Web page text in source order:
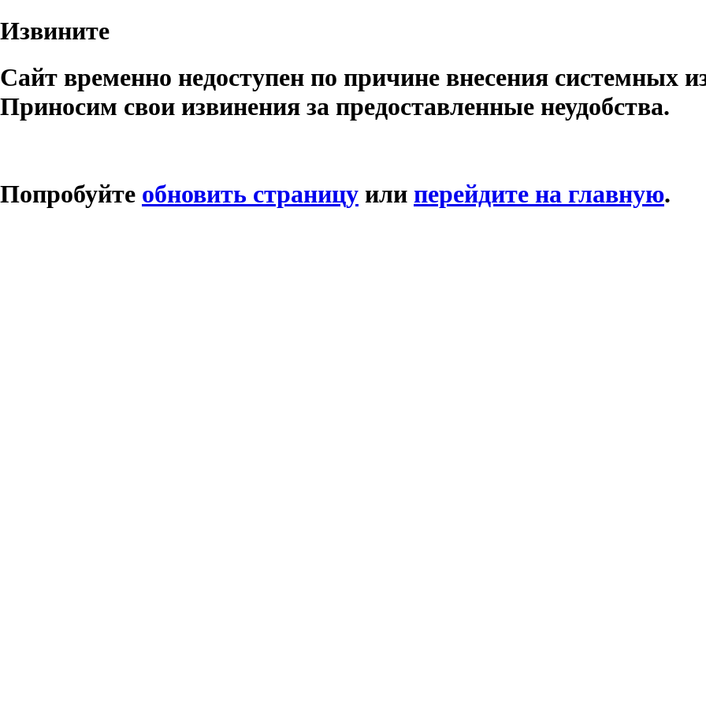
Извините
Сайт временно недоступен по причине внесения системных
Приносим свои извинения за предоставленные неудобства.
Попробуйте обновить страницу или перейдите на главную.